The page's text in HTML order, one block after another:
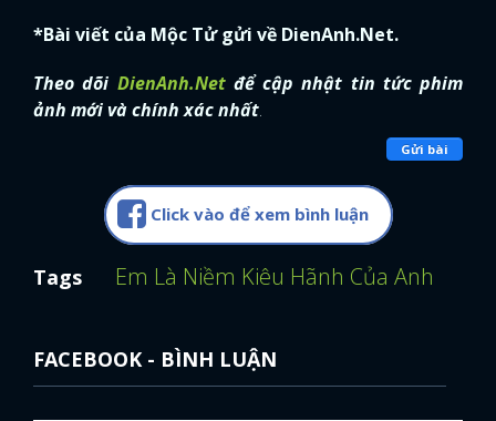
*Bài viết của Mộc Tử gửi về DienAnh.Net.
Theo dõi DienAnh.Netđể cập nhật tin tức phim
ảnh mới và chính xác nhất.
Gửi bài
Click vào để xem bình luận
Tags Em Là Niềm Kiêu Hãnh Của Anh
FACEBOOK - BÌNH LUẬN